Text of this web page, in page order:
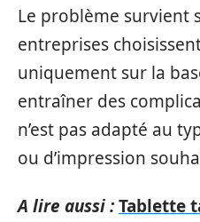
Le problème survient
entreprises
uniquement sur la
entraîner des
n’est pas adapté au
ou d’impression
A lire aussi :Tablette